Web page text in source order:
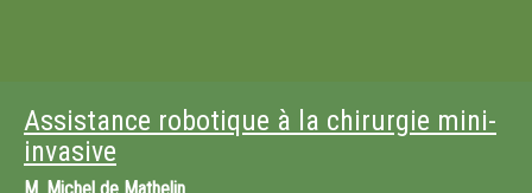
Assistance robotique à la chirurgie mini-
invasive